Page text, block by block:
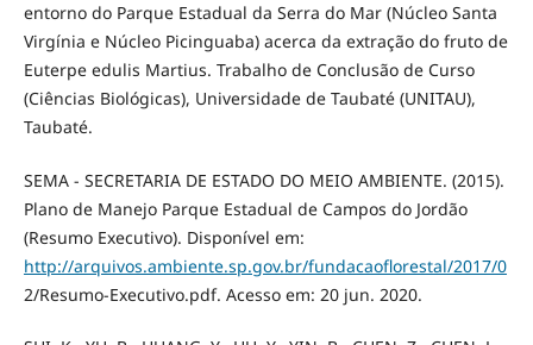
entorno do Parque Estadual da Serra do Mar (Núcleo Santa
Virgínia e Núcleo Picinguaba) acerca da extração do fruto de
Euterpe edulis Martius. Trabalho de Conclusão de Curso
(Ciências Biológicas), Universidade de Taubaté (UNITAU),
Taubaté.
SEMA - SECRETARIA DE ESTADO DO MEIO AMBIENTE. (2015).
Plano de Manejo Parque Estadual de Campos do Jordão
(Resumo Executivo). Disponível em:
http://arquivos.ambiente.sp.gov.br/fundacaoflorestal/2017/0
2/Resumo-Executivo.pdf. Acesso em: 20 jun. 2020.